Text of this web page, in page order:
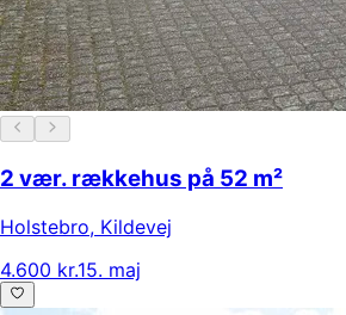
2 vær. rækkehus på 52 m²
Holstebro, Kildevej
4.600 kr.15. maj